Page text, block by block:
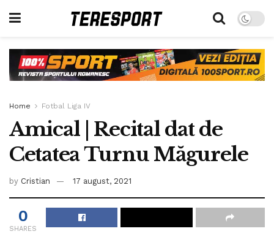
Home Fotbal Liga IV
Amical | Recital dat de
Cetatea Turnu Măgurele
by Cristian 17 august, 2021
0
SHARES